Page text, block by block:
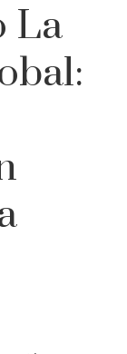
La